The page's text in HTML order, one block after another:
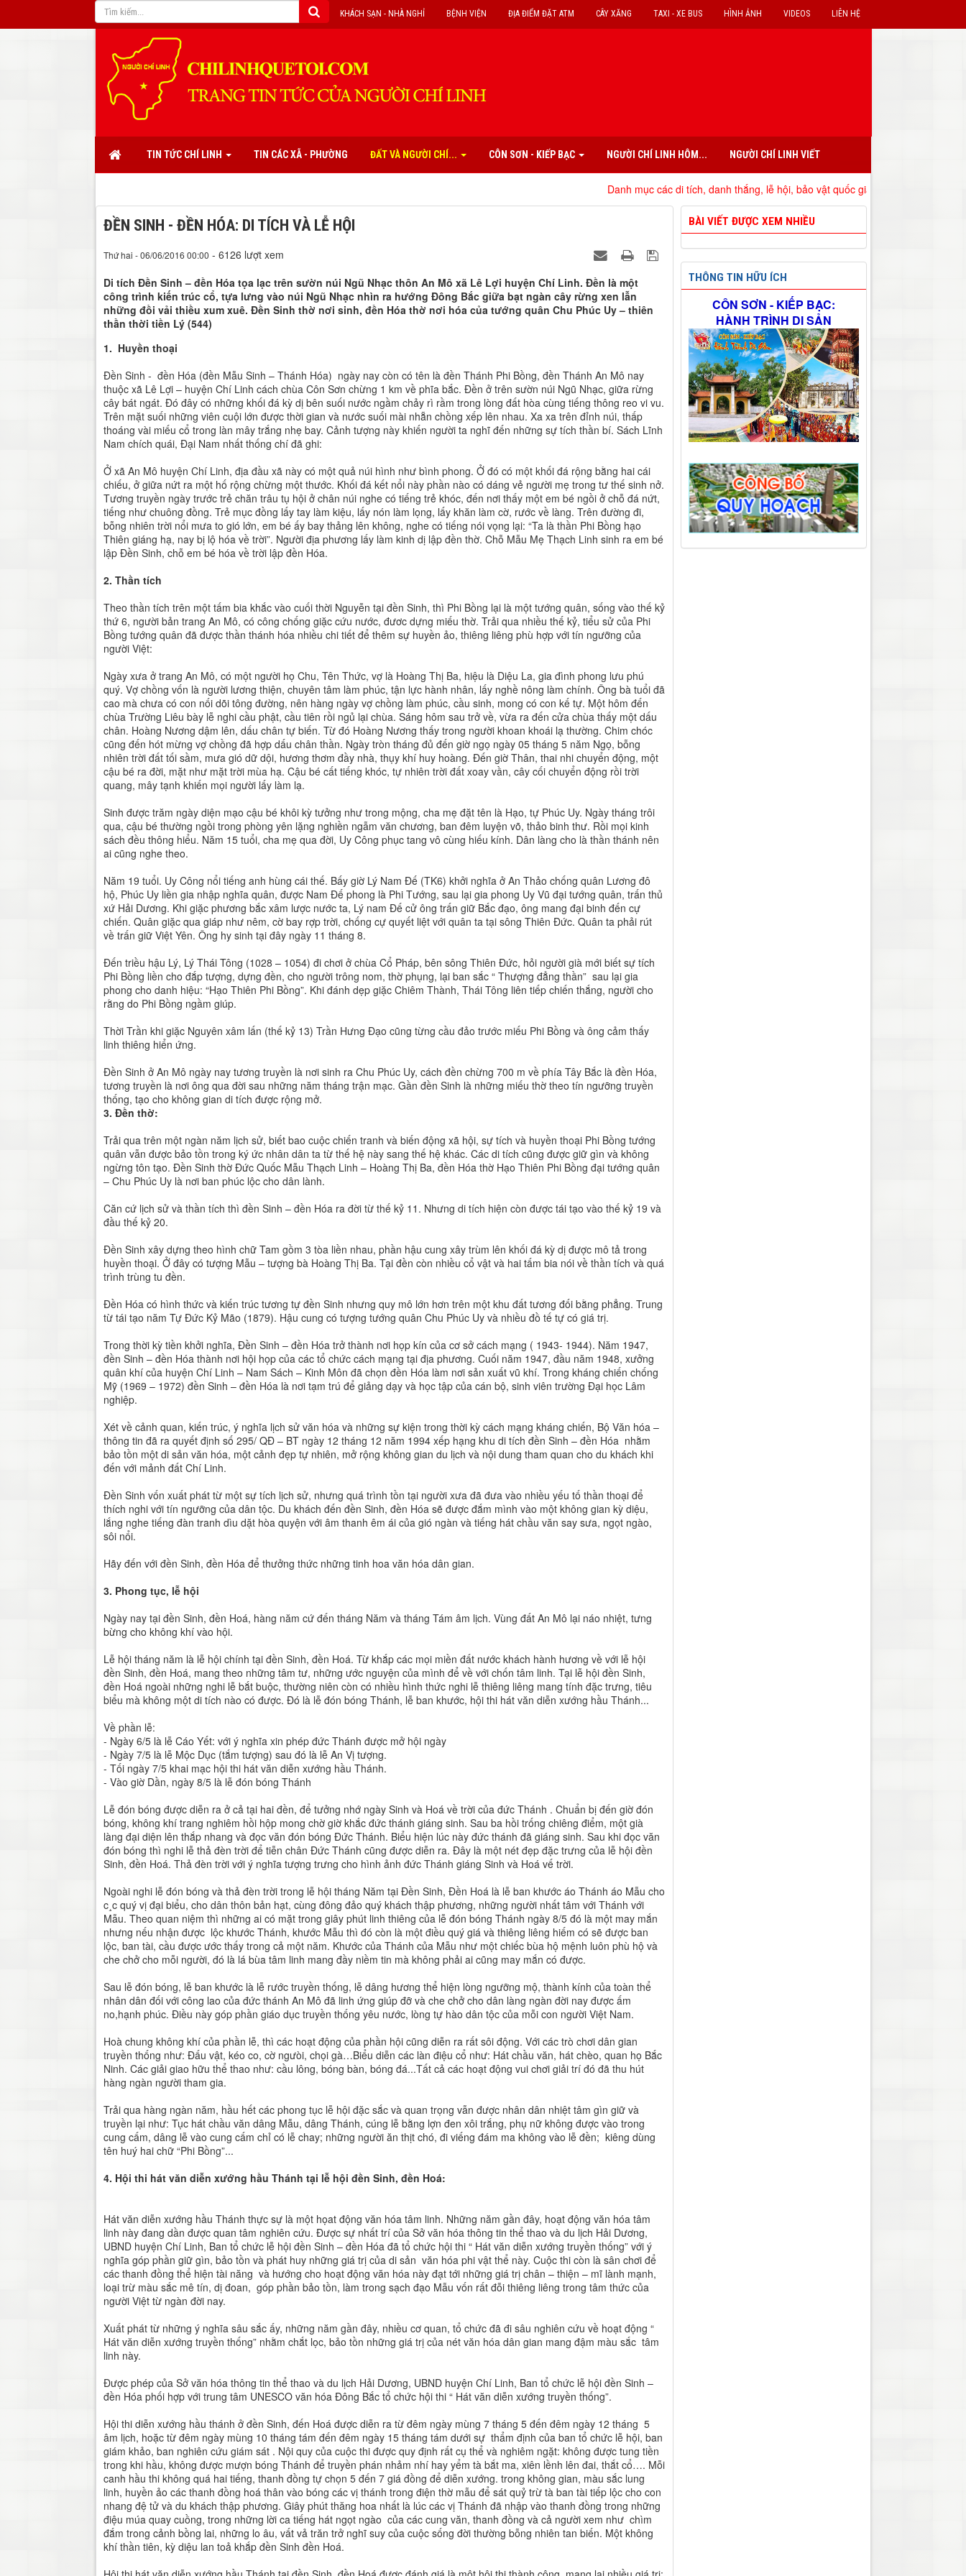
LIÊN HỆ
VIDEOS
HÌNH ẢNH
TAXI - XE BUS
CÂY XĂNG
ĐỊA ĐIỂM ĐẶT ATM
BỆNH VIỆN
KHÁCH SẠN - NHÀ NGHỈ
TIN TỨC CHÍ LINH TIN CÁC XÃ - PHƯỜNG ĐẤT VÀ NGƯỜI CHÍ... CÔN SƠN - KIẾP BẠC NGƯỜI CHÍ LINH HÔM... NGƯỜI CHÍ LINH VIẾT
Danh mục các di tích, danh thắng, lễ hội, bảo vật quốc gia đã xếp hạng trên địa bàn tỉnh
ĐỀN SINH - ĐỀN HÓA: DI TÍCH VÀ LỄ HỘI
Thứ hai - 06/06/2016 00:00 - 6126 lượt xem
Di tích Đền Sinh – đền Hóa tọa lạc trên sườn núi Ngũ Nhạc thôn An Mô xã Lê Lợi huyện Chí Linh. Đền là một
công trình kiến trúc cổ, tựa lưng vào núi Ngũ Nhạc nhìn ra hướng Đông Bắc giữa bạt ngàn cây rừng xen lẫn
những đồi vải thiều xum xuê. Đền Sinh thờ nơi sinh, đền Hóa thờ nơi hóa của tướng quân Chu Phúc Uy – thiên
thần thời tiền Lý (544)
1. Huyền thoại
Đền Sinh - đền Hóa (đền Mẫu Sinh – Thánh Hóa) ngày nay còn có tên là đền Thánh Phi Bồng, đền Thánh An Mô nay
thuộc xã Lê Lợi – huyện Chí Linh cách chùa Côn Sơn chừng 1 km về phĩa bắc. Đền ở trên sườn núi Ngũ Nhạc, giữa rừng
cây bát ngát. Đó đây có những khối đá kỳ dị bên suối nước ngầm chảy rì rầm trong lòng đất hòa cùng tiếng thông reo vi vu.
Trên mặt suối những viên cuội lớn được thời gian và nước suối mài nhẵn chồng xếp lên nhau. Xa xa trên đỉnh núi, thấp
thoáng vài miếu cổ trong làn mây trắng nhẹ bay. Cảnh tượng này khiến người ta nghĩ đến những sự tích thần bí. Sách Lĩnh
Nam chích quái, Đại Nam nhất thống chí đã ghi:
Ở xã An Mô huyện Chí Linh, địa đầu xã này có một quả núi hình như bình phong. Ở đó có một khối đá rộng bằng hai cái
chiếu, ở giữa nứt ra một hố rộng chừng một thước. Khối đá kết nổi này phần nào có dáng vẻ người mẹ trong tư thế sinh nở.
Tương truyền ngày trước trẻ chăn trâu tụ hội ở chân núi nghe có tiếng trẻ khóc, đến nơi thấy một em bé ngồi ở chỗ đá nứt,
tiếng như chuông đồng. Trẻ mục đồng lấy tay làm kiệu, lấy nón làm lọng, lấy khăn làm cờ, rước về làng. Trên đường đi,
bỗng nhiên trời nổi mưa to gió lớn, em bé ấy bay thảng lên không, nghe có tiếng nói vọng lại: “Ta là thần Phi Bồng hạo
Thiên giáng hạ, nay bị lộ hóa về trời”. Người địa phương lấy làm kinh dị lập đền thờ. Chỗ Mẫu Mẹ Thạch Linh sinh ra em bé
lập Đền Sinh, chỗ em bé hóa về trời lập đền Hóa.
2. Thần tích
Theo thần tích trên một tấm bia khắc vào cuối thời Nguyễn tại đền Sinh, thì Phi Bồng lại là một tướng quân, sống vào thế kỷ
thứ 6, người bản trang An Mô, có công chống giặc cứu nước, đươc dựng miếu thờ. Trải qua nhiều thế kỷ, tiểu sử của Phi
Bồng tướng quân đã được thần thánh hóa nhiều chi tiết để thêm sự huyền ảo, thiêng liêng phù hợp với tín ngưỡng của
người Việt:
Ngày xưa ở trang An Mô, có một người họ Chu, Tên Thức, vợ là Hoàng Thị Ba, hiệu là Diệu La, gia đình phong lưu phú
quý. Vợ chồng vốn là người lương thiện, chuyên tâm làm phúc, tận lực hành nhân, lấy nghề nông làm chính. Ông bà tuổi đã
cao mà chưa có con nối dõi tông đường, nên hàng ngày vợ chồng làm phúc, cầu sinh, mong có con kế tự. Một hôm đến
chùa Trường Liêu bày lễ nghi cầu phật, cầu tiên rồi ngủ lại chùa. Sáng hôm sau trở về, vừa ra đến cửa chùa thấy một dấu
chân. Hoàng Nương dậm lên, dấu chân tự biến. Từ đó Hoàng Nương thấy trong người khoan khoái lạ thường. Chim chóc
cũng đến hót mừng vợ chồng đã hợp dấu chân thần. Ngày tròn tháng đủ đến giờ ngọ ngày 05 tháng 5 năm Ngọ, bỗng
nhiên trời đất tối sầm, mưa gió dữ dội, hương thơm đầy nhà, thụy khí huy hoàng. Đến giờ Thân, thai nhi chuyển động, một
cậu bé ra đời, mặt như mặt trời mùa hạ. Cậu bé cất tiếng khóc, tự nhiên trời đất xoay vần, cây cối chuyển động rồi trời
quang, mây tạnh khiến mọi người lấy làm lạ.
Sinh được trăm ngày diện mạo cậu bé khôi kỳ tưởng như trong mộng, cha mẹ đặt tên là Hạo, tự Phúc Uy. Ngày tháng trôi
qua, cậu bé thường ngồi trong phòng yên lặng nghiền ngẫm văn chương, ban đêm luyện võ, thảo binh thư. Rồi mọi kinh
sách đều thông hiểu. Năm 15 tuổi, cha mẹ qua đời, Uy Công phục tang vô cùng hiếu kính. Dân làng cho là thần thánh nên
ai cũng nghe theo.
Năm 19 tuổi. Uy Công nổi tiếng anh hùng cái thế. Bấy giờ Lý Nam Đế (TK6) khởi nghĩa ở An Thảo chống quân Lương đô
hộ, Phúc Uy liền gia nhập nghĩa quân, được Nam Đế phong là Phi Tướng, sau lại gia phong Uy Vũ đại tướng quân, trấn thủ
xứ Hải Dương. Khi giặc phương bắc xâm lược nước ta, Lý nam Đế cử ông trấn giữ Bắc đạo, ông mang đại binh đến cự
chiến. Quân giặc qua giáp như nêm, cờ bay rợp trời, chống cự quyết liệt với quân ta tại sông Thiên Đức. Quân ta phải rút
về trấn giữ Việt Yên. Ông hy sinh tại đây ngày 11 tháng 8.
Đến triều hậu Lý, Lý Thái Tông (1028 – 1054) đi chơi ở chùa Cổ Pháp, bên sông Thiên Đức, hỏi người già mới biết sự tích
Phi Bồng liền cho đắp tượng, dựng đền, cho người trông nom, thờ phụng, lại ban sắc “ Thượng đẳng thần” sau lại gia
phong cho danh hiệu: “Hạo Thiên Phi Bồng”. Khi đánh dẹp giặc Chiêm Thành, Thái Tông liên tiếp chiến thắng, người cho
rằng do Phi Bồng ngầm giúp.
Thời Trần khi giặc Nguyên xâm lấn (thế kỷ 13) Trần Hưng Đạo cũng từng cầu đảo trước miếu Phi Bồng và ông cảm thấy
linh thiêng hiển ứng.
Đền Sinh ở An Mô ngày nay tương truyền là nơi sinh ra Chu Phúc Uy, cách đền chừng 700 m về phía Tây Bắc là đền Hóa,
tương truyền là nơi ông qua đời sau những năm tháng trận mạc. Gần đền Sinh là những miếu thờ theo tín ngưỡng truyền
thống, tạo cho không gian di tích được rộng mở.
3. Đền thờ:
Trải qua trên một ngàn năm lịch sử, biết bao cuộc chiến tranh và biến động xã hội, sự tích và huyền thoại Phi Bồng tướng
quân vẫn được bảo tồn trong ký ức nhân dân ta từ thế hệ này sang thế hệ khác. Các di tích cũng được giữ gìn và không
ngừng tôn tạo. Đền Sinh thờ Đức Quốc Mẫu Thạch Linh – Hoàng Thị Ba, đền Hóa thờ Hạo Thiên Phi Bồng đại tướng quân
– Chu Phúc Uy là nơi ban phúc lộc cho dân lành.
Căn cứ lịch sử và thần tích thì đền Sinh – đền Hóa ra đời từ thế kỷ 11. Nhưng di tích hiện còn được tái tạo vào thế kỷ 19 và
đầu thế kỷ 20.
Đền Sinh xây dựng theo hình chữ Tam gồm 3 tòa liền nhau, phần hậu cung xây trùm lên khối đá kỳ dị được mô tả trong
huyền thoại. Ở đây có tượng Mẫu – tượng bà Hoàng Thị Ba. Tại đền còn nhiều cổ vật và hai tấm bia nói về thần tích và quá
trình trùng tu đền.
Đền Hóa có hình thức và kiến trúc tương tự đền Sinh nhưng quy mô lớn hơn trên một khu đất tương đối bằng phẳng. Trung
từ tái tạo năm Tự Đức Kỷ Mão (1879). Hậu cung có tượng tướng quân Chu Phúc Uy và nhiều đồ tế tự có giá trị.
Trong thời kỳ tiền khởi nghĩa, Đền Sinh – đền Hóa trở thành nơi họp kín của cơ sở cách mạng ( 1943- 1944). Năm 1947,
đền Sinh – đền Hóa thành nơi hội họp của các tổ chức cách mạng tại địa phương. Cuối năm 1947, đầu năm 1948, xưởng
quân khí của huyện Chí Linh – Nam Sách – Kinh Môn đã chọn đền Hóa làm nơi sản xuất vũ khí. Trong kháng chiến chống
Mỹ (1969 – 1972) đền Sinh – đền Hóa là nơi tạm trú để giảng dạy và học tập của cán bộ, sinh viên trường Đại học Lâm
nghiệp.
Xét về cảnh quan, kiến trúc, ý nghĩa lịch sử văn hóa và những sự kiện trong thời kỳ cách mạng kháng chiến, Bộ Văn hóa –
thông tin đã ra quyết định số 295/ QĐ – BT ngày 12 tháng 12 năm 1994 xếp hạng khu di tích đền Sinh – đền Hóa nhằm
bảo tồn một di sản văn hóa, một cảnh đẹp tự nhiên, mở rộng không gian du lịch và nội dung tham quan cho du khách khi
đến với mảnh đất Chí Linh.
Đền Sinh vốn xuất phát từ một sự tích lịch sử, nhưng quá trình tồn tại người xưa đã đưa vào nhiều yếu tố thần thoại để
thích nghi với tín ngưỡng của dân tộc. Du khách đến đền Sinh, đền Hóa sẽ được đắm mình vào một không gian kỳ diệu,
lắng nghe tiếng đàn tranh dìu dặt hòa quyện với âm thanh êm ái của gió ngàn và tiếng hát chầu văn say sưa, ngọt ngào,
sôi nổi.
Hãy đến với đền Sinh, đền Hóa để thưởng thức những tinh hoa văn hóa dân gian.
3. Phong tục, lễ hội
Ngày nay tại đền Sinh, đền Hoá, hàng năm cứ đến tháng Năm và tháng Tám âm lịch. Vùng đất An Mô lại náo nhiệt, tưng
bừng cho không khí vào hội.
Lễ hội tháng năm là lễ hội chính tại đền Sinh, đền Hoá. Từ khắp các mọi miền đất nước khách hành hương về với lễ hội
đền Sinh, đền Hoá, mang theo những tâm tư, những ước nguyện của mình để về với chốn tâm linh. Tại lễ hội đền Sinh,
đền Hoá ngoài những nghi lễ bắt buộc, thường niên còn có nhiều hình thức nghi lễ thiêng liêng mang tính đặc trưng, tiêu
biểu mà không một di tích nào có được. Đó là lễ đón bóng Thánh, lễ ban khước, hội thi hát văn diễn xướng hầu Thánh...
Về phần lễ:
- Ngày 6/5 là lễ Cáo Yết: với ý nghĩa xin phép đức Thánh được mở hội ngày
- Ngày 7/5 là lễ Mộc Dục (tắm tượng) sau đó là lễ An Vị tượng.
- Tối ngày 7/5 khai mạc hội thi hát văn diễn xướng hầu Thánh.
- Vào giờ Dần, ngày 8/5 là lễ đón bóng Thánh
Lễ đón bóng được diễn ra ở cả tại hai đền, để tưởng nhớ ngày Sinh và Hoá về trời của đức Thánh . Chuẩn bị đến giờ đón
bóng, không khí trang nghiêm hồi hộp mong chờ giờ khắc đức thánh giáng sinh. Sau ba hồi trống chiêng điểm, một già
làng đại diện lên thắp nhang và đọc văn đón bóng Đức Thánh. Biểu hiện lúc này đức thánh đã giáng sinh. Sau khi đọc văn
đón bóng thì nghi lễ thả đèn trời để tiễn chân Đức Thánh cũng được diễn ra. Đây là một nét đẹp đặc trưng của lễ hội đền
Sinh, đền Hoá. Thả đèn trời với ý nghĩa tượng trưng cho hình ảnh đức Thánh giáng Sinh và Hoá vế trời.
Ngoài nghi lễ đón bóng và thả đèn trời trong lễ hội tháng Năm tại Đền Sinh, Đền Hoá là lễ ban khước áo Thánh áo Mẫu cho
c¸c quý vị đại biểu, cho dân thôn bản hạt, cùng đông đảo quý khách thập phương, những người nhất tâm với Thánh với
Mẫu. Theo quan niệm thì những ai có mặt trong giây phút linh thiêng của lễ đón bóng Thánh ngày 8/5 đó là một may mắn
nhưng nếu nhận được lộc khước Thánh, khước Mẫu thì đó còn là một điều quý giá và thiêng liêng hiếm có sẽ được ban
lộc, ban tài, cầu được ước thấy trong cả một năm. Khước của Thánh của Mẫu như một chiếc bùa hộ mệnh luôn phù hộ và
che chở cho mỗi người, đó là lá bùa tâm linh mang đầy niềm tin mà không phải ai cũng may mắn có được.
Sau lễ đón bóng, lễ ban khước là lễ rước truyền thống, lễ dâng hương thể hiện lòng ngưỡng mộ, thành kính của toàn thể
nhân dân đối với công lao của đức thánh An Mô đã linh ứng giúp đỡ và che chở cho dân làng ngàn đời nay được ấm
no,hạnh phúc. Điều này góp phần giáo dục truyền thống yêu nước, lòng tự hào dân tộc của mỗi con người Việt Nam.
Hoà chung không khí của phần lễ, thì các hoạt động của phần hội cũng diễn ra rất sôi động. Với các trò chơi dân gian
truyền thống như: Đấu vật, kéo co, cờ ngưòi, chọi gà…Biểu diễn các làn điệu cổ như: Hát chầu văn, hát chèo, quan họ Bắc
Ninh. Các giải giao hữu thể thao như: cầu lông, bóng bàn, bóng đá...Tất cả các hoạt động vui chơi giải trí đó đã thu hút
hàng ngàn người tham gia.
Trải qua hàng ngàn năm, hầu hết các phong tục lễ hội đặc sắc và quan trọng vẫn được nhân dân nhiệt tâm gìn giữ và
truyền lại như: Tục hát chầu văn dâng Mẫu, dâng Thánh, cúng lễ bằng lợn đen xôi trắng, phụ nữ không được vào trong
cung cấm, dâng lễ vào cung cấm chỉ có lễ chay; những người ăn thịt chó, đi viếng đám ma không vào lễ đền; kiêng dùng
tên huý hai chữ “Phi Bồng”...
4. Hội thi hát văn diễn xướng hầu Thánh tại lễ hội đền Sinh, đền Hoá:
Hát văn diễn xướng hầu Thánh thực sự là một họat động văn hóa tâm linh. Những năm gần đây, hoạt động văn hóa tâm
linh này đang dần được quan tâm nghiên cứu. Được sự nhất trí của Sở văn hóa thông tin thể thao và du lịch Hải Dương,
UBND huyện Chí Linh, Ban tổ chức lễ hội đền Sinh – đền Hóa đã tổ chức hội thi “ Hát văn diễn xướng truyền thống” với ý
nghĩa góp phần giữ gìn, bảo tồn và phát huy những giá trị của di sản văn hóa phi vật thể này. Cuộc thi còn là sân chơi để
các thanh đồng thể hiện tài năng và hướng cho hoạt động văn hóa này đạt tới những giá trị chân – thiện – mĩ lành mạnh,
loại trừ màu sắc mê tín, dị đoan, góp phần bảo tồn, làm trong sạch đạo Mẫu vốn rất đỗi thiêng liêng trong tâm thức của
người Việt từ ngàn đời nay.
Xuất phát từ những ý nghĩa sâu sắc ấy, những năm gần đây, nhiều cơ quan, tổ chức đã đi sâu nghiên cứu về hoạt động “
Hát văn diễn xướng truyền thống” nhằm chắt lọc, bảo tồn những giá trị của nét văn hóa dân gian mang đậm màu sắc tâm
linh này.
Được phép của Sở văn hóa thông tin thể thao và du lịch Hải Dương, UBND huyện Chí Linh, Ban tổ chức lễ hội đền Sinh –
đền Hóa phối hợp với trung tâm UNESCO văn hóa Đông Bắc tổ chức hội thi “ Hát văn diễn xướng truyền thống”.
Hội thi diễn xướng hầu thánh ở đền Sinh, đến Hoá được diễn ra từ đêm ngày mùng 7 tháng 5 đến đêm ngày 12 tháng 5
âm lịch, hoặc từ đêm ngày mùng 10 tháng tám đến đêm ngày 15 tháng tám dưới sự thẩm định của ban tổ chức lễ hội, ban
giám khảo, ban nghiên cứu giám sát . Nội quy của cuộc thi được quy định rất cụ thể và nghiêm ngặt: không được tung tiền
trong khi hầu, không được mượn bóng Thánh để truyền phán nhảm nhí hay yểm tà bắt ma, xiên lềnh lên đai, thắt cổ…. Mỗi
canh hầu thi không quá hai tiếng, thanh đồng tự chọn 5 đến 7 giá đồng để diễn xướng. trong không gian, màu sắc lung
linh, huyền ảo các thanh đồng hoá thân vào bóng các vị thánh trong điện thờ mẫu để sát quỷ trừ tà ban tài tiếp lộc cho con
nhang đệ tử và du khách thập phương. Giây phút thăng hoa nhất là lúc các vị Thánh đã nhập vào thanh đồng trong những
điệu múa quay cuồng, trong những lời ca tiếng hát ngọt ngào của các cung văn, thanh đồng và cả người xem như chìm
đắm trong cảnh bồng lai, những lo âu, vất vả trăn trở nghĩ suy của cuộc sống đời thường bỗng nhiên tan biến. Một không
khí thần tiên, kỳ diệu lan toả khắp đền Sinh đền Hoá.
BÀI VIẾT ĐƯỢC XEM NHIỀU
THÔNG TIN HỮU ÍCH
CÔN SƠN - KIẾP BẠC:
HÀNH TRÌNH DI SẢN